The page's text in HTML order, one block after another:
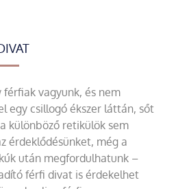
vagyunk, és nem
egy csillogó ékszer láttán, sőt
különböző retikülök sem
érdeklődésünket, még a
után megfordulhatunk –
férfi divat is érdekelhet